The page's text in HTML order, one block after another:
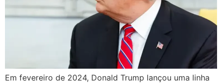
Em fevereiro de 2024, Donald Trump lançou uma linha